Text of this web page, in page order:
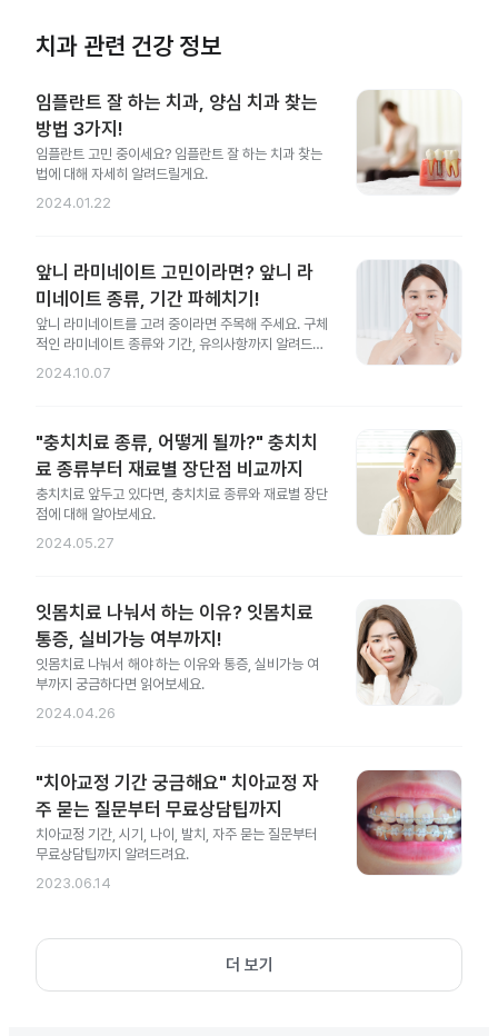
치과 관련 건강 정보
임플란트 잘 하는 치과, 양심 치과 찾는
방법 3가지!
임플란트 고민 중이세요? 임플란트 잘 하는 치과 찾는
법에 대해 자세히 알려드릴게요.
2024.01.22
앞니 라미네이트 고민이라면? 앞니 라
미네이트 종류, 기간 파헤치기!
앞니 라미네이트를 고려 중이라면 주목해 주세요. 구체
적인 라미네이트 종류와 기간, 유의사항까지 알려드릴
게요.
2024.10.07
"충치치료 종류, 어떻게 될까?" 충치치
료 종류부터 재료별 장단점 비교까지
충치치료 앞두고 있다면, 충치치료 종류와 재료별 장단
점에 대해 알아보세요.
2024.05.27
잇몸치료 나눠서 하는 이유? 잇몸치료
통증, 실비가능 여부까지!
잇몸치료 나눠서 해야 하는 이유와 통증, 실비가능 여
부까지 궁금하다면 읽어보세요.
2024.04.26
"치아교정 기간 궁금해요" 치아교정 자
주 묻는 질문부터 무료상담팁까지
치아교정 기간, 시기, 나이, 발치, 자주 묻는 질문부터
무료상담팁까지 알려드려요.
2023.06.14
더 보기